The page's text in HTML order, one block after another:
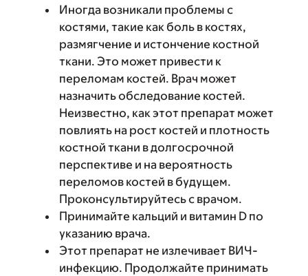
Иногда возникали проблемы с
костями, такие как боль в костях,
размягчение и истончение костной
ткани. Это может привести к
переломам костей. Врач может
назначить обследование костей.
Неизвестно, как этот препарат может
повлиять на рост костей и плотность
костной ткани в долгосрочной
перспективе и на вероятность
переломов костей в будущем.
Проконсультируйтесь с врачом.
Принимайте кальций и витамин D по
указанию врача.
Этот препарат не излечивает ВИЧ-
инфекцию. Продолжайте принимать